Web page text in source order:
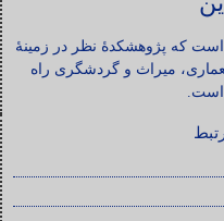
است که پژوهشکدۀ نظر در زمینۀ
میراث و گردشگری راه
است.